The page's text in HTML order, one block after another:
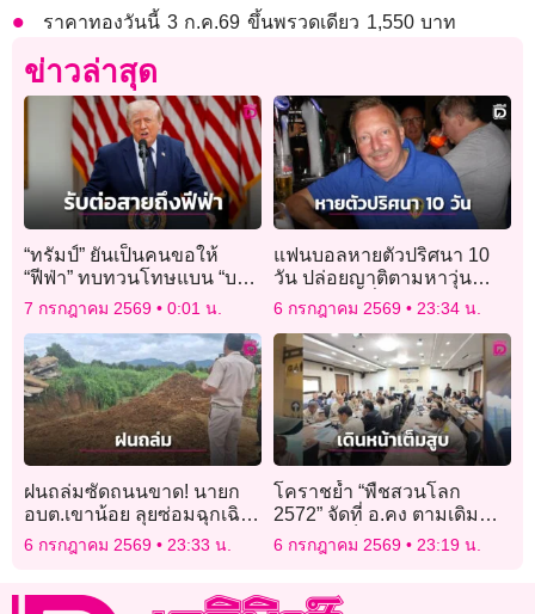
ราคาทองวันนี้ 3 ก.ค.69 ขึ้นพรวดเดียว 1,550 บาท
ข่าวล่าสุด
“ทรัมป์” ยันเป็นคนขอให้
“ฟีฟ่า” ทบทวนโทษแบน “บา
โลกุน”
7 กรกฎาคม 2569 0:01 น.
แฟนบอลหายตัวปริศนา 10
วัน ปล่อยญาติตามหาวุ่น
ขณะเจ้าตัวนั่งเชียร์บอลโลก
สบายใจเฉิบ
6 กรกฎาคม 2569 23:34 น.
ฝนถล่มซัดถนนขาด! นายก
อบต.เขาน้อย ลุยซ่อมฉุกเฉิน
ชาวบ้านคาใจถนนส่อไม่ได้
มาตรฐาน
6 กรกฎาคม 2569 23:33 น.
โคราชย้ำ “พืชสวนโลก
2572” จัดที่ อ.คง ตามเดิม
เดินหน้าเต็มสูบ รออนุมัติงบ
83 ล้านทำ Master Plan
6 กรกฎาคม 2569 23:19 น.